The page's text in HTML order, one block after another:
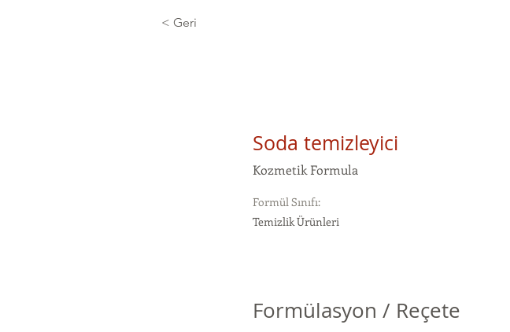
< Geri
Soda temizleyici
Kozmetik Formula
Formül Sınıfı:
Temizlik Ürünleri
Formülasyon / Reçete